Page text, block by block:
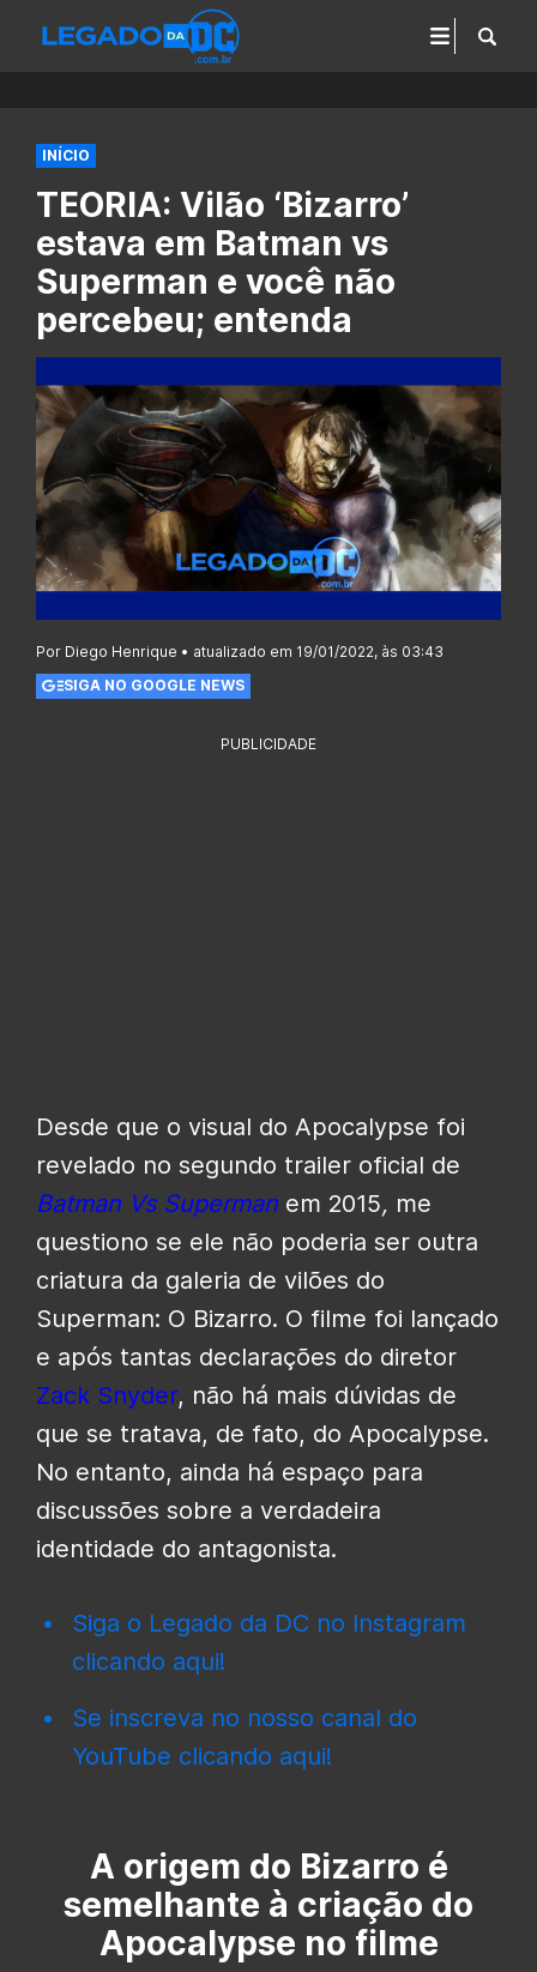
INÍCIO
TEORIA: Vilão ‘Bizarro’
estava em Batman vs
Superman e você não
percebeu; entenda
Por Diego Henrique • atualizado em 19/01/2022, às 03:43
SIGA NO GOOGLE NEWS
PUBLICIDADE
Desde que o visual do Apocalypse foi
revelado no segundo trailer oficial de
Batman Vs Superman em 2015, me
questiono se ele não poderia ser outra
criatura da galeria de vilões do
Superman: O Bizarro. O filme foi lançado
e após tantas declarações do diretor
Zack Snyder, não há mais dúvidas de
que se tratava, de fato, do Apocalypse.
No entanto, ainda há espaço para
discussões sobre a verdadeira
identidade do antagonista.
Siga o Legado da DC no Instagram
clicando aqui!
Se inscreva no nosso canal do
YouTube clicando aqui!
A origem do Bizarro é
semelhante à criação do
Apocalypse no filme